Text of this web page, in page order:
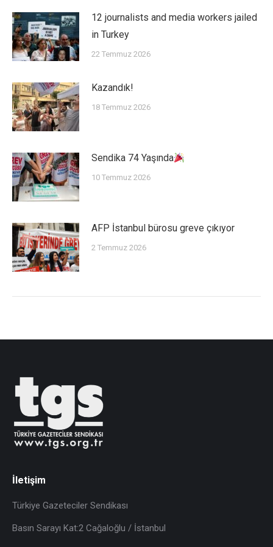
12 journalists and media workers jailed
in Turkey
22 Temmuz 2026
Kazandık!
18 Temmuz 2026
Sendika 74 Yaşında
10 Temmuz 2026
AFP İstanbul bürosu greve çıkıyor
2 Temmuz 2026
İletişim
Türkiye Gazeteciler Sendikası
Basın Sarayı Kat:2 Cağaloğlu / İstanbul